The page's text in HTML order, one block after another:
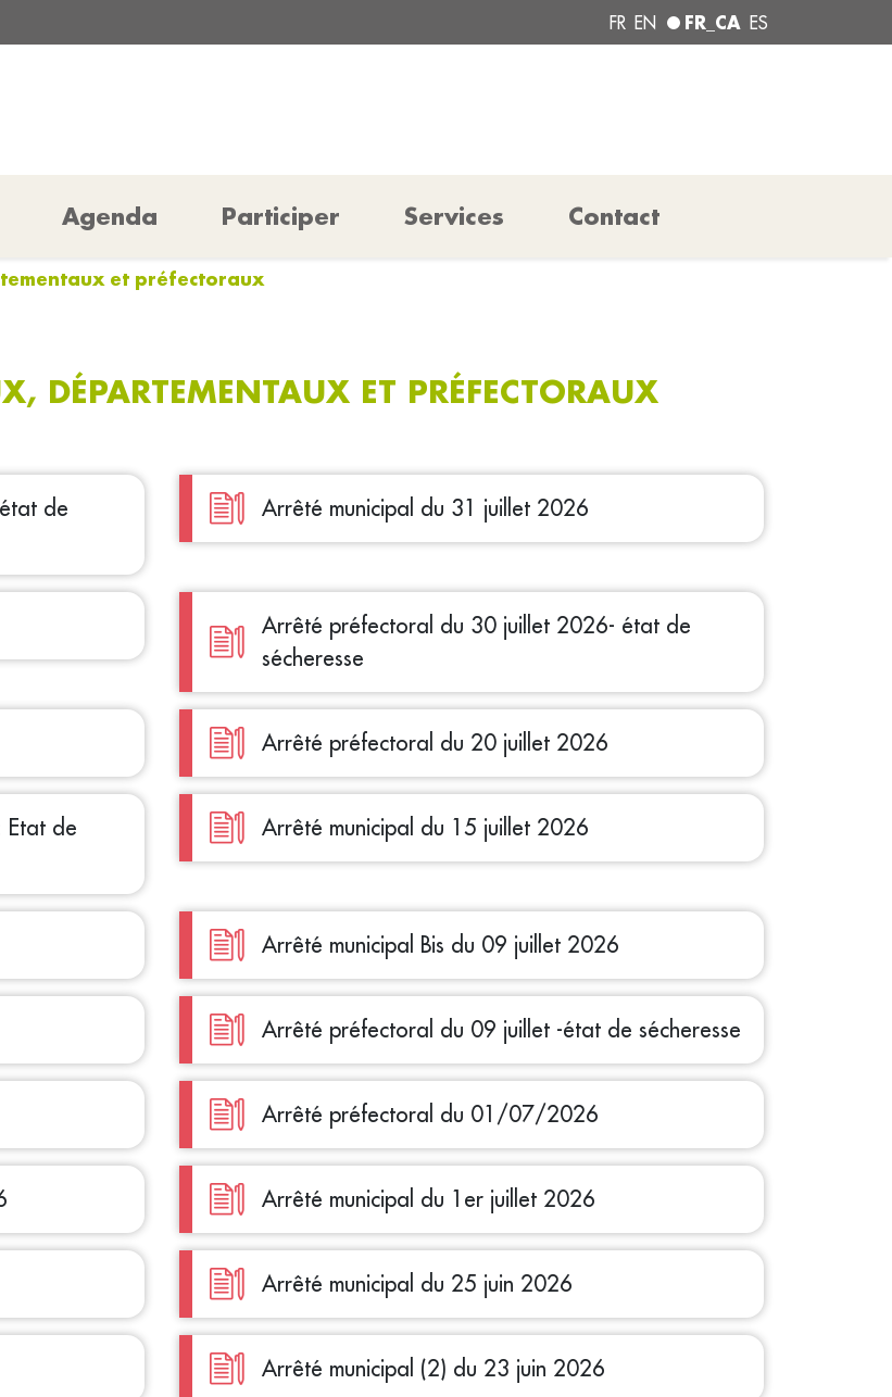
FR EN FR_CA ES
Agenda Participer Services Contact
et préfectoraux
DÉPARTEMENTAUX ET PRÉFECTORAUX
de
Arrêté municipal du 31 juillet 2026
Arrêté préfectoral du 30 juillet 2026- état de
sécheresse
Arrêté préfectoral du 20 juillet 2026
de
Arrêté municipal du 15 juillet 2026
Arrêté municipal Bis du 09 juillet 2026
Arrêté préfectoral du 09 juillet -état de sécheresse
Arrêté préfectoral du 01/07/2026
Arrêté municipal du 1er juillet 2026
Arrêté municipal du 25 juin 2026
Arrêté municipal (2) du 23 juin 2026